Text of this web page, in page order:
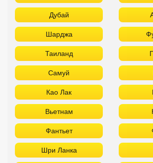
Дубай
Шарджа
Таиланд
Самуй
Као Лак
Вьетнам
Фантьет
Шри Ланка